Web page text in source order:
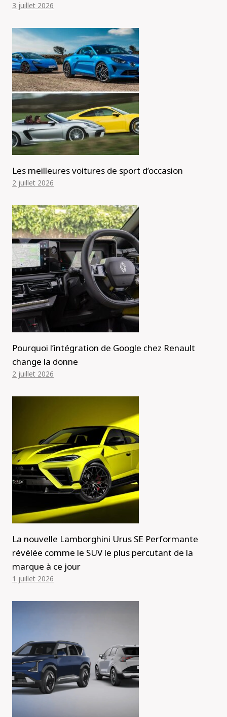
3 juillet 2026
Les meilleures voitures de sport d’occasion
2 juillet 2026
Pourquoi l’intégration de Google chez Renault
change la donne
2 juillet 2026
La nouvelle Lamborghini Urus SE Performante
révélée comme le SUV le plus percutant de la
marque à ce jour
1 juillet 2026